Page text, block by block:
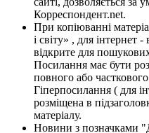
Корреспондент.net.
При копіюванні
і світу» , для інтернет
відкрите для
Посилання має бути
повного або
Гіперпосилання ( для
розміщена в
матеріалу.
Новини з позначками